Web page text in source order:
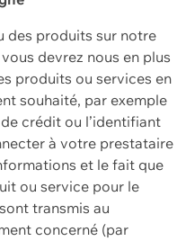
des produits sur notre
devrez nous en plus
produits ou services en
souhaité, par exemple
crédit ou l’identifiant
à votre prestataire
et le fait que
ou service pour le
transmis au
concerné (par